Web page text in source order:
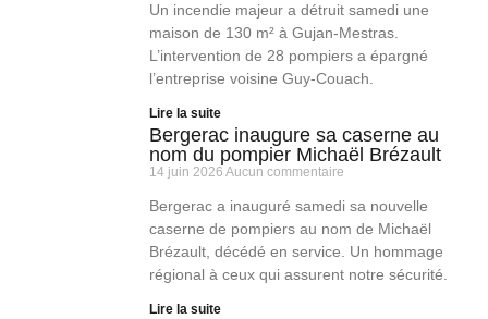
Un incendie majeur a détruit samedi une
maison de 130 m² à Gujan-Mestras.
L’intervention de 28 pompiers a épargné
l’entreprise voisine Guy-Couach.
Lire la suite
Bergerac inaugure sa caserne au
nom du pompier Michaël Brézault
14 juin 2026 Aucun commentaire
Bergerac a inauguré samedi sa nouvelle
caserne de pompiers au nom de Michaël
Brézault, décédé en service. Un hommage
régional à ceux qui assurent notre sécurité.
Lire la suite